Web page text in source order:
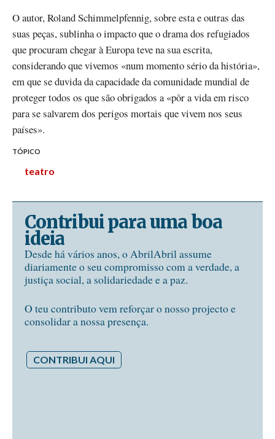
O autor, Roland Schimmelpfennig, sobre esta e outras das
suas peças, sublinha o impacto que o drama dos refugiados
que procuram chegar à Europa teve na sua escrita,
considerando que vivemos «num momento sério da história»,
em que se duvida da capacidade da comunidade mundial de
proteger todos os que são obrigados a «pôr a vida em risco
para se salvarem dos perigos mortais que vivem nos seus
países».
TÓPICO
teatro
Contribui para uma boa
ideia
Desde há vários anos, o AbrilAbril assume
diariamente o seu compromisso com a verdade, a
justiça social, a solidariedade e a paz.
O teu contributo vem reforçar o nosso projecto e
consolidar a nossa presença.
CONTRIBUI AQUI